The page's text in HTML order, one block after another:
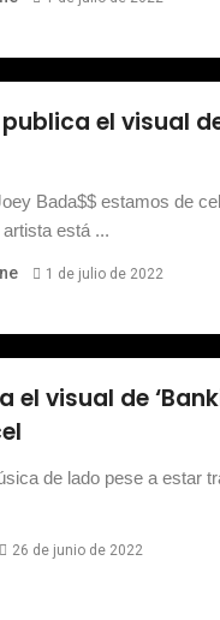
el visual
Bada$$ estamos de
está ...
1 de julio de 2022
el visual de
de lado pese a estar
26 de junio de 2022